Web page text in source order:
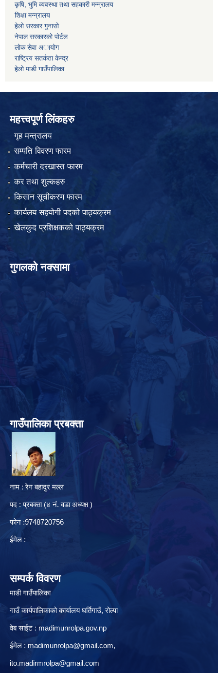
कृषि, भुमि व्यवस्था तथा सहकारी मन्न्रालय
शिक्षा मन्न्रालय
हेलो सरकार गुनासो
नेपाल सरकारको पोर्टल
लोक सेवा अायोग
राष्ट्रिय सतर्कता केन्द्र
हेलो माडी गाउँपालिका
महत्त्वपूर्ण लिंकहरु
गृह मन्त्रालय
सम्पति विवरण फारम
कर्मचारी दरखास्त फारम
कर तथा शुल्कहरु
किसान सूचीकरण फारम
कार्यलय सहयोगी पदको पाठ्यक्रम
खेलकुद प्रशिक्षकको पाठ्यक्रम
गुगलको नक्सामा
गाउँपालिका प्रबक्ता
.
नाम : रेग बहादुर मल्ल
पद : प्रबक्ता (४ नं. वडा अध्यक्ष )
फोन :9748720756
ईमेल :
सम्पर्क विवरण
माडी गाउँपालिका
गाउँ कार्यपालिकाको कार्यालय घर्तिगाउँ, रो‍‍ल्पा
वेब साईट : madimunrolpa.gov.np
ईमेल : madimunrolpa@gmail.com,
ito.madirmrolpa@gmail.com